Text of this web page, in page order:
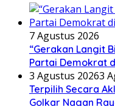
7 Agustus 2026
“Gerakan Langit
Partai Demokrat
3 Agustus 20263
Terpilih Secara
Golkar Nagan